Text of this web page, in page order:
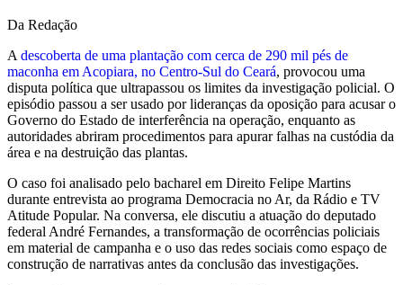
Da Redação
A descoberta de uma plantação com cerca de 290 mil pés de
maconha em Acopiara, no Centro-Sul do Ceará, provocou uma
disputa política que ultrapassou os limites da investigação policial. O
episódio passou a ser usado por lideranças da oposição para acusar o
Governo do Estado de interferência na operação, enquanto as
autoridades abriram procedimentos para apurar falhas na custódia da
área e na destruição das plantas.
O caso foi analisado pelo bacharel em Direito Felipe Martins
durante entrevista ao programa Democracia no Ar, da Rádio e TV
Atitude Popular. Na conversa, ele discutiu a atuação do deputado
federal André Fernandes, a transformação de ocorrências policiais
em material de campanha e o uso das redes sociais como espaço de
construção de narrativas antes da conclusão das investigações.